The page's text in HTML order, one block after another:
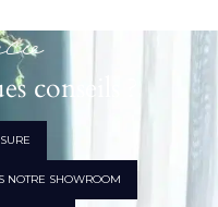
conseils ?
NOTRE SHOWROOM